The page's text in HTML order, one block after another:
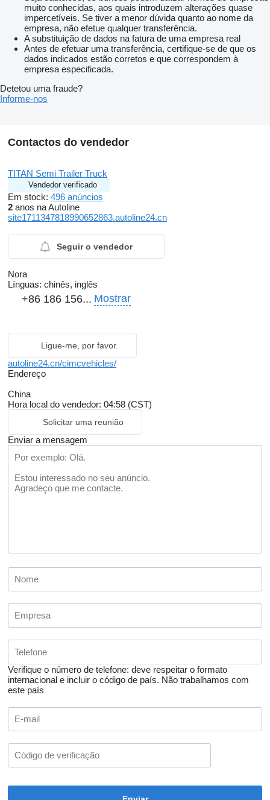
muito conhecidas, aos quais introduzem alterações quase
impercetíveis. Se tiver a menor dúvida quanto ao nome da
empresa, não efetue qualquer transferência.
A substituição de dados na fatura de uma empresa real
Antes de efetuar uma transferência, certifique-se de que os
dados indicados estão corretos e que correspondem à
empresa especificada.
Detetou uma fraude?
Informe-nos
Contactos do vendedor
TITAN Semi Trailer Truck
Vendedor verificado
Em stock: 496 anúncios
2 anos na Autoline
site1711347818990652863.autoline24.cn
Seguir o vendedor
Nora
Línguas: chinês, inglês
+86 186 156... Mostrar
Ligue-me, por favor.
autoline24.cn/cimcvehicles/
Endereço
China
Hora local do vendedor: 04:58 (CST)
Solicitar uma reunião
Enviar a mensagem
Verifique o número de telefone: deve respeitar o formato
internacional e incluir o código de país. Não trabalhamos com
este país